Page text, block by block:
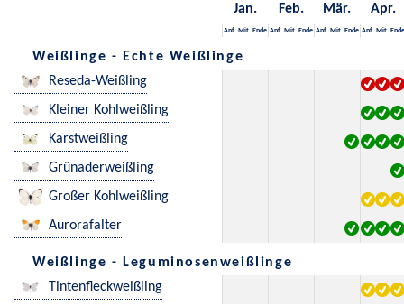
Jan. Feb. Mär. Apr.
Anf. Mit. Ende Anf. Mit. Ende Anf. Mit. Ende Anf. Mit. Ende
Weißlinge - Echte Weißlinge
Reseda-Weißling
Kleiner Kohlweißling
Karstweißling
Grünaderweißling
Großer Kohlweißling
Aurorafalter
Weißlinge - Leguminosenweißlinge
Tintenfleckweißling